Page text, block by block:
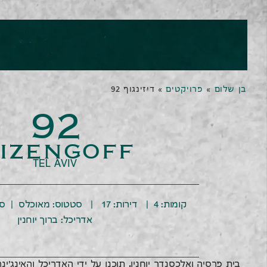
בן שלום » פרויקטים» דיזינגוף 92
92
TEL AVIV
קומות: 4 | דירות: 17 | סטטוס:
אדריכל: ברוך יוחנין
בית פרסיה ואלכסנדר יוחנין. תוכנן על ידי האדריכל